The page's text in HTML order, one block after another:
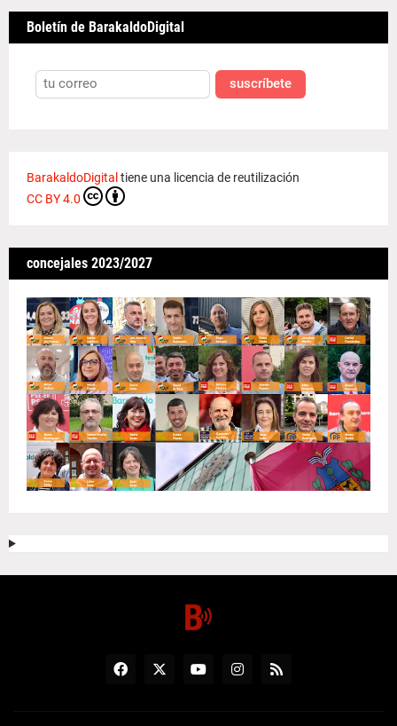
Boletín de BarakaldoDigital
suscríbete
BarakaldoDigitaltiene una licencia de reutilización
CC BY 4.0
concejales 2023/2027